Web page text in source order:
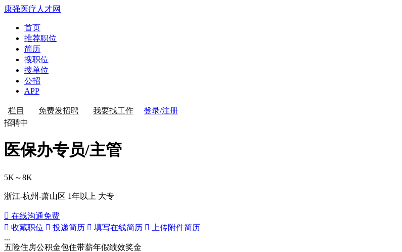
康强医疗人才网
首页
推荐职位
简历
搜职位
搜单位
公招
APP
栏目 免费发招聘 我要找工作
登录/注册
招聘中
医保办专员/主管
5K～8K
浙江-杭州-萧山区 1年以上 大专
 在线沟通免费
 收藏职位  投递简历  填写在线简历  上传附件简历
...
五险住房公积金包住带薪年假绩效奖金